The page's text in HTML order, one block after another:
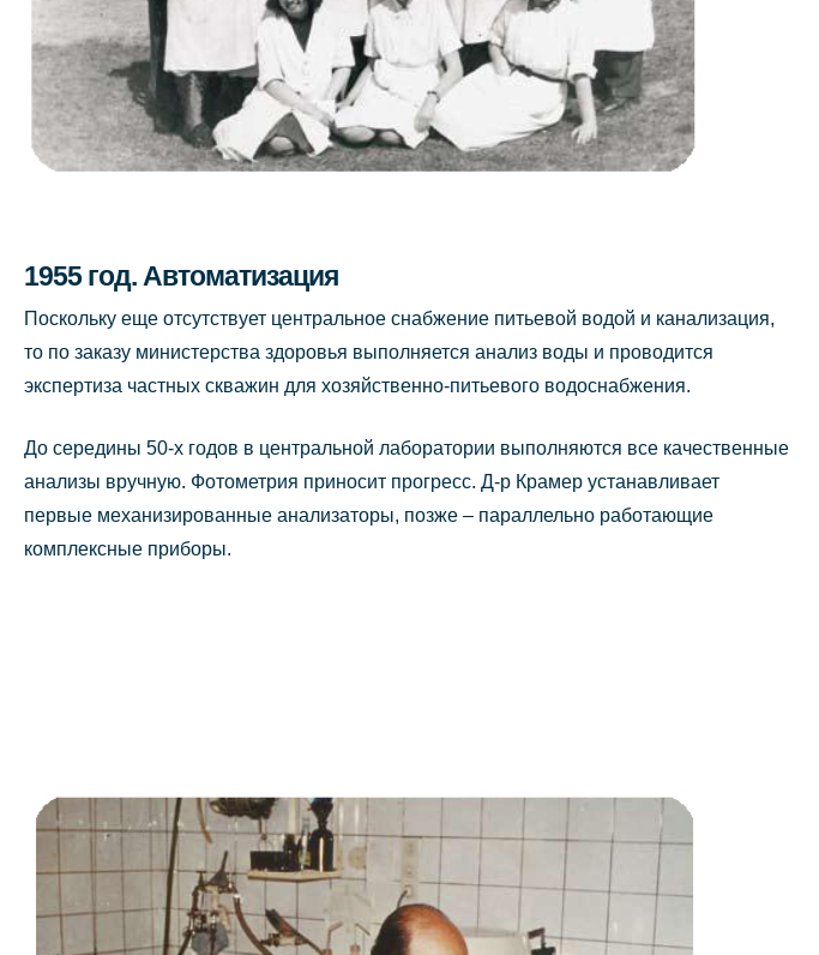
1955 год. Автоматизация
Поскольку еще отсутствует центральное снабжение питьевой водой и канализация,
то по заказу министерства здоровья выполняется анализ воды и проводится
экспертиза частных скважин для хозяйственно-питьевого водоснабжения.
До середины 50-х годов в центральной лаборатории выполняются все качественные
анализы вручную. Фотометрия приносит прогресс. Д-р Крамер устанавливает
первые механизированные анализаторы, позже – параллельно работающие
комплексные приборы.